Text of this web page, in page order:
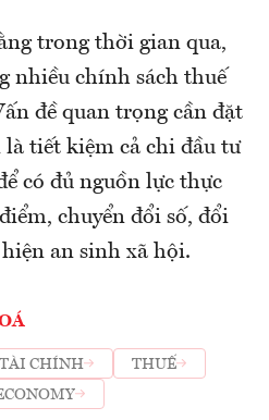
trong thời gian qua,
nhiều chính sách thuế
đề quan trọng cần đặt
tiết kiệm cả chi đầu tư
có đủ nguồn lực thực
chuyển đổi số, đổi
an sinh xã hội.
TÀI CHÍNH
THUẾ